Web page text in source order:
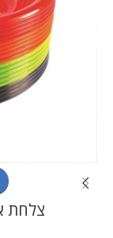
צלחת